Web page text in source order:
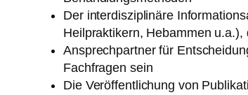
Der interdisziplinäre
Heilpraktikern, Hebammen
Ansprechpartner für
Fachfragen sein
Die Veröffentlichung von